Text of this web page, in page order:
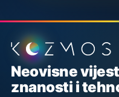
Podnožje stranice
Neovisne
znanosti i